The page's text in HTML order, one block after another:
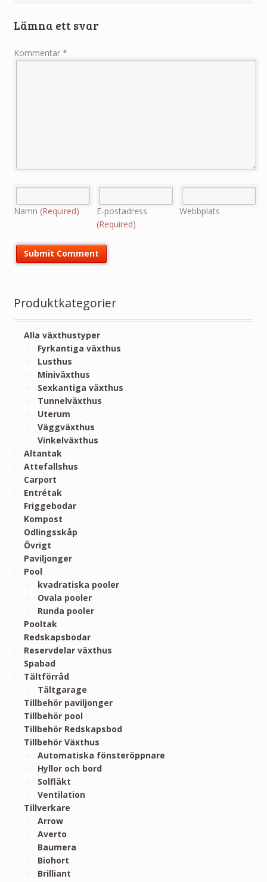
Lämna ett svar
Kommentar *
Namn (Required)
E-postadress
(Required)
Webbplats
Produktkategorier
Alla växthustyper
Fyrkantiga växthus
Lusthus
Miniväxthus
Sexkantiga växthus
Tunnelväxthus
Uterum
Väggväxthus
Vinkelväxthus
Altantak
Attefallshus
Carport
Entrétak
Friggebodar
Kompost
Odlingsskåp
Övrigt
Paviljonger
Pool
kvadratiska pooler
Ovala pooler
Runda pooler
Pooltak
Redskapsbodar
Reservdelar växthus
Spabad
Tältförråd
Tältgarage
Tillbehör paviljonger
Tillbehör pool
Tillbehör Redskapsbod
Tillbehör Växthus
Automatiska fönsteröppnare
Hyllor och bord
Solfläkt
Ventilation
Tillverkare
Arrow
Averto
Baumera
Biohort
Brilliant